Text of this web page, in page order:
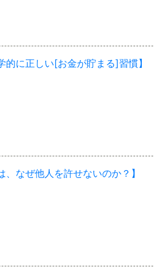
的に正しい[お金が貯まる]習慣】
、なぜ他人を許せないのか？】